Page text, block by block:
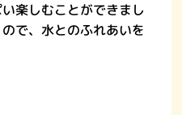
楽しむことができまし
で、水とのふれあいを